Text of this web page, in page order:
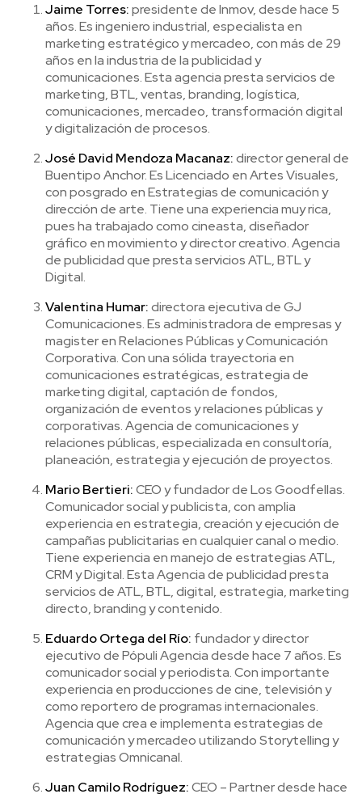
Jaime Torres:presidente de Inmov, desde hace 5
años. Es ingeniero industrial, especialista en
marketing estratégico y mercadeo, con más de 29
años en la industria de la publicidad y
comunicaciones. Esta agencia presta servicios de
marketing, BTL, ventas, branding, logística,
comunicaciones, mercadeo, transformación digital
y digitalización de procesos.
José David Mendoza Macanaz:director general de
Buentipo Anchor. Es Licenciado en Artes Visuales,
con posgrado en Estrategias de comunicación y
dirección de arte. Tiene una experiencia muy rica,
pues ha trabajado como cineasta, diseñador
gráfico en movimiento y director creativo. Agencia
de publicidad que presta servicios ATL, BTL y
Digital.
Valentina Humar:directora ejecutiva de GJ
Comunicaciones. Es administradora de empresas y
magister en Relaciones Públicas y Comunicación
Corporativa. Con una sólida trayectoria en
comunicaciones estratégicas, estrategia de
marketing digital, captación de fondos,
organización de eventos y relaciones públicas y
corporativas. Agencia de comunicaciones y
relaciones públicas, especializada en consultoría,
planeación, estrategia y ejecución de proyectos.
Mario Bertieri:CEO y fundador de Los Goodfellas.
Comunicador social y publicista, con amplia
experiencia en estrategia, creación y ejecución de
campañas publicitarias en cualquier canal o medio.
Tiene experiencia en manejo de estrategias ATL,
CRM y Digital. Esta Agencia de publicidad presta
servicios de ATL, BTL, digital, estrategia, marketing
directo, branding y contenido.
Eduardo Ortega del Río: fundador y director
ejecutivo de Pópuli Agencia desde hace 7 años. Es
comunicador social y periodista. Con importante
experiencia en producciones de cine, televisión y
como reportero de programas internacionales.
Agencia que crea e implementa estrategias de
comunicación y mercadeo utilizando Storytelling y
estrategias Omnicanal.
Juan Camilo Rodríguez:CEO – Partner desde hace